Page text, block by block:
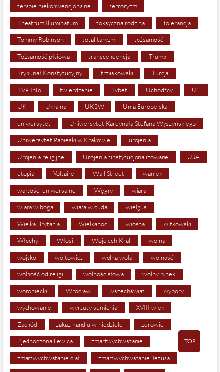
terapie niekonwencjonalne terroryzm
Theatrum Illuminatum toksyczna rodzina tolerancja
Tommy Robinson totalitaryzm tożsamość
Tożsamość płciowa transcendencja Trump
Trybunał Konstytucyjny trzaskowski Turcja
TVP Info twierdzenie Tybet Uchodźcy UE
UK Ukraina UKSW Unia Europejska
uniwersytet Uniwersytet Kardynała Stefana Wyszyńskiego
Uniwersytet Papieski w Krakowie urojenia
Urojenia religijne Urojenia zinstytucjonalizowane USA
utopia Voltaire Wall Street waniek
wartości uniwersalne Węgry wiara
wiara w boga wiara w cuda wielgus
Wielka Brytania Wielkanoc wiosna witkowski
Włochy Włosi Wojciech Kral wojna
wojsko wójtowicz wolna wola wolność
wolność od religii wolność słowa wolny rynek
woroniecki Wrocław wszechświat wybory
wychowanie wyrzuty sumienia XVIII wiek
Zachód zakaz handlu w niedziele zdrowie
Zjednoczona Lewica zmartwychwstanie
zmartwychwstanie ciał zmartwychwstanie Jezusa
TOP